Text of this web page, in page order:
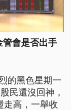
管會是否出手
的黑色星期一
民還沒回神，
走高，一舉收